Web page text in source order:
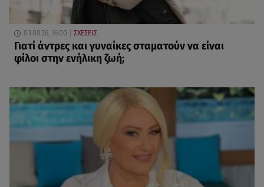
03.08.26, 16:00 ΣΧΕΣΕΙΣ
Γιατί άντρες και γυναίκες σταματούν να είναι
φίλοι στην ενήλικη ζωή;